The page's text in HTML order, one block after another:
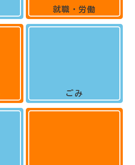
就職・労働
ごみ